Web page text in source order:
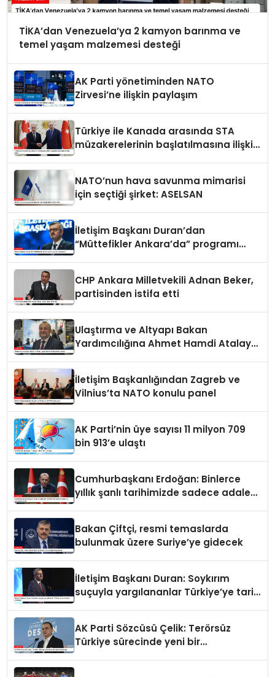
TİKA’dan Venezuela’ya 2 kamyon barınma ve
temel yaşam malzemesi desteği
AK Parti yönetiminden NATO
Zirvesi’ne ilişkin paylaşım
Türkiye ile Kanada arasında STA
müzakerelerinin başlatılmasına ilişkin
NATO’nun hava savunma mimarisi
için seçtiği şirket: ASELSAN
İletişim Başkanı Duran’dan
“Müttefikler Ankara’da” programı
CHP Ankara Milletvekili Adnan Beker,
partisinden istifa etti
Ulaştırma ve Altyapı Bakan
Yardımcılığına Ahmet Hamdi Atalay
İletişim Başkanlığından Zagreb ve
Vilnius’ta NATO konulu panel
AK Parti’nin üye sayısı 11 milyon 709
bin 913’e ulaştı
Cumhurbaşkanı Erdoğan: Binlerce
yıllık şanlı tarihimizde sadece adalet
Bakan Çiftçi, resmi temaslarda
bulunmak üzere Suriye’ye gidecek
İletişim Başkanı Duran: Soykırım
suçuyla yargılananlar Türkiye’ye tarih
AK Parti Sözcüsü Çelik: Terörsüz
Türkiye sürecinde yeni bir